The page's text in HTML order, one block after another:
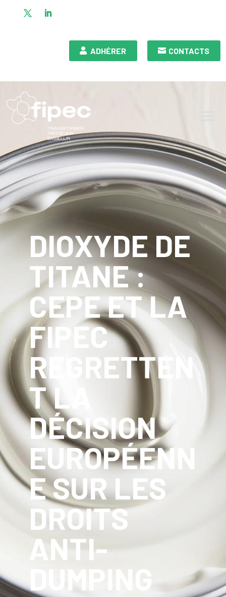
CONTACTS
ADHÉRER
DIOXYDE DE
TITANE :
CEPE ET LA
FIPEC
REGRETTEN
T LA
DÉCISION
EUROPÉENN
E SUR LES
DROITS
ANTI-
DUMPING